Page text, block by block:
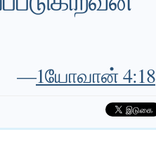
—1யோவான் 4:18